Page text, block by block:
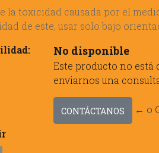
la toxicidad causada por el
de este, usar solo bajo
No disponible
Este producto no está
enviarnos una
CONTÁCTANOS
← o